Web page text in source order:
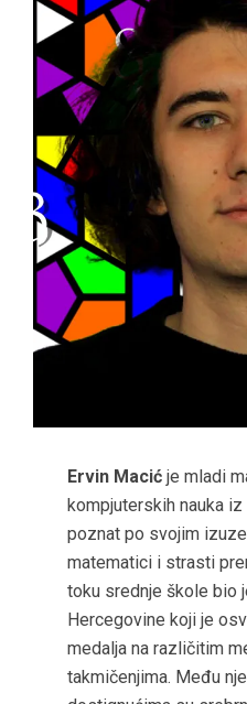
Ervin Macić je mladi
kompjuterskih nauka
poznat po svojim
matematici i strasti
toku srednje škole bio
Hercegovine koji je
medalja na različitim
takmičenjima. Među